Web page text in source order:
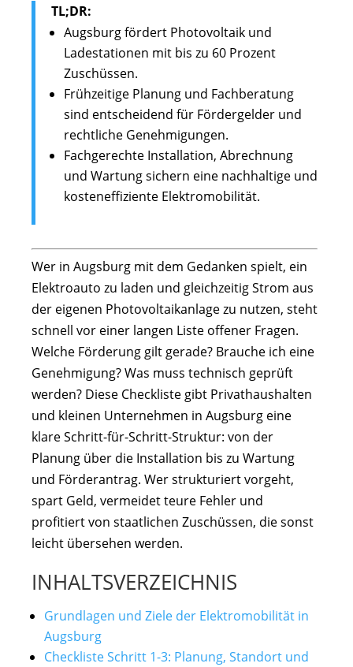
TL;DR:
Augsburg fördert Photovoltaik und
Ladestationen mit bis zu 60 Prozent
Zuschüssen.
Frühzeitige Planung und Fachberatung
sind entscheidend für Fördergelder und
rechtliche Genehmigungen.
Fachgerechte Installation, Abrechnung
und Wartung sichern eine nachhaltige und
kosteneffiziente Elektromobilität.
Wer in Augsburg mit dem Gedanken spielt, ein
Elektroauto zu laden und gleichzeitig Strom aus
der eigenen Photovoltaikanlage zu nutzen, steht
schnell vor einer langen Liste offener Fragen.
Welche Förderung gilt gerade? Brauche ich eine
Genehmigung? Was muss technisch geprüft
werden? Diese Checkliste gibt Privathaushalten
und kleinen Unternehmen in Augsburg eine
klare Schritt-für-Schritt-Struktur: von der
Planung über die Installation bis zu Wartung
und Förderantrag. Wer strukturiert vorgeht,
spart Geld, vermeidet teure Fehler und
profitiert von staatlichen Zuschüssen, die sonst
leicht übersehen werden.
INHALTSVERZEICHNIS
Grundlagen und Ziele der Elektromobilität in
Augsburg
Checkliste Schritt 1-3: Planung, Standort und